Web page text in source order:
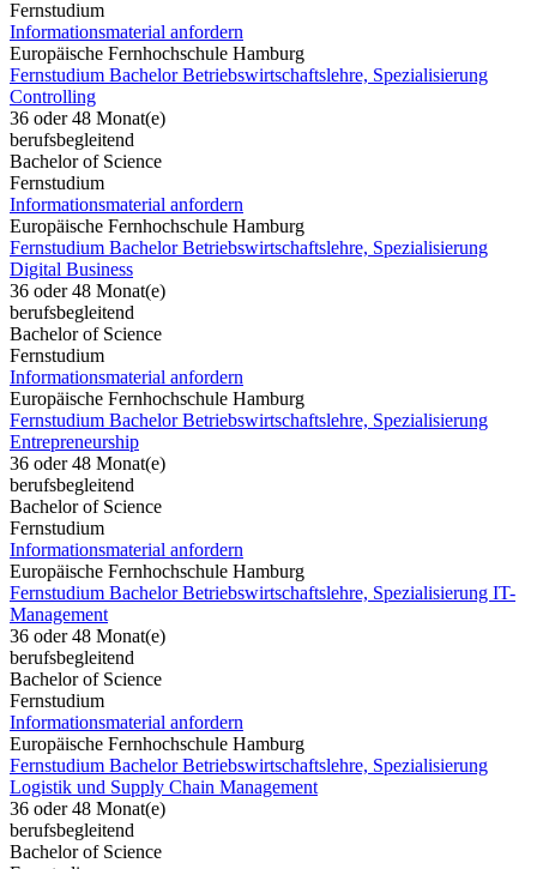
Fernstudium
Informationsmaterial anfordern
Europäische Fernhochschule Hamburg
Fernstudium Bachelor Betriebswirtschaftslehre, Spezialisierung
Controlling
36 oder 48 Monat(e)
berufsbegleitend
Bachelor of Science
Fernstudium
Informationsmaterial anfordern
Europäische Fernhochschule Hamburg
Fernstudium Bachelor Betriebswirtschaftslehre, Spezialisierung
Digital Business
36 oder 48 Monat(e)
berufsbegleitend
Bachelor of Science
Fernstudium
Informationsmaterial anfordern
Europäische Fernhochschule Hamburg
Fernstudium Bachelor Betriebswirtschaftslehre, Spezialisierung
Entrepreneurship
36 oder 48 Monat(e)
berufsbegleitend
Bachelor of Science
Fernstudium
Informationsmaterial anfordern
Europäische Fernhochschule Hamburg
Fernstudium Bachelor Betriebswirtschaftslehre, Spezialisierung IT-
Management
36 oder 48 Monat(e)
berufsbegleitend
Bachelor of Science
Fernstudium
Informationsmaterial anfordern
Europäische Fernhochschule Hamburg
Fernstudium Bachelor Betriebswirtschaftslehre, Spezialisierung
Logistik und Supply Chain Management
36 oder 48 Monat(e)
berufsbegleitend
Bachelor of Science